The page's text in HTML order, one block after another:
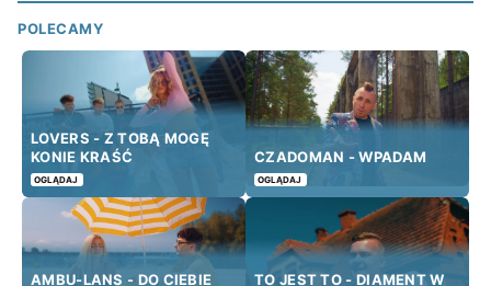
POLECAMY
LOVERS - Z TOBĄ MOGĘ
KONIE KRAŚĆ
OGLĄDAJ
CZADOMAN - WPADAM
OGLĄDAJ
AMBU-LANS - DO CIEBIE TO JEST TO - DIAMENT W